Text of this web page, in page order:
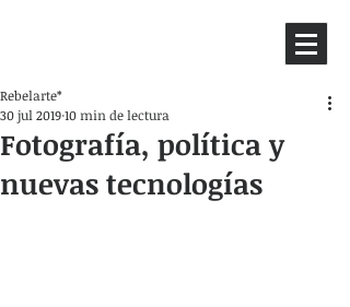
Fotografía, política y
nuevas tecnologías
Rebelarte*
30 jul 201910 min de lectura